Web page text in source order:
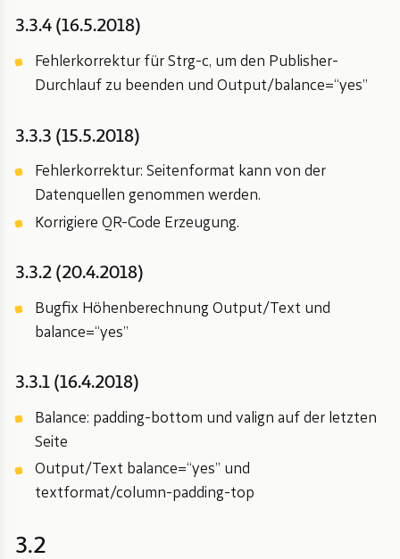
3.3.4 (16.5.2018)
Fehlerkorrektur für Strg-c, um den Publisher-
Durchlauf zu beenden und Output/balance=“yes”
3.3.3 (15.5.2018)
Fehlerkorrektur: Seitenformat kann von der
Datenquellen genommen werden.
Korrigiere QR-Code Erzeugung.
3.3.2 (20.4.2018)
Bugfix Höhenberechnung Output/Text und
balance=“yes”
3.3.1 (16.4.2018)
Balance: padding-bottom und valign auf der letzten
Seite
Output/Text balance=“yes” und
textformat/column-padding-top
3.2